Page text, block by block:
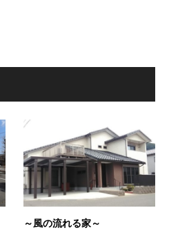
～風の流れる家～